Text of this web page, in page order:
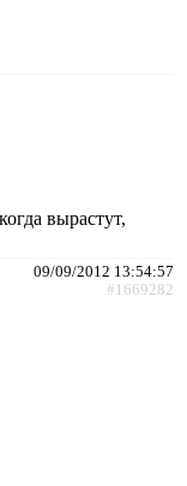
вырастут,
09/09/2012 13:54:57
#1669282